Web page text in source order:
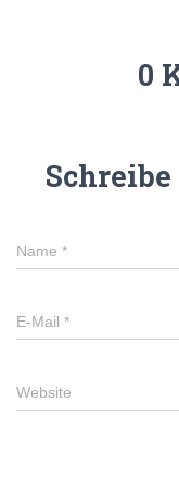
0
Name *
E-Mail *
Website